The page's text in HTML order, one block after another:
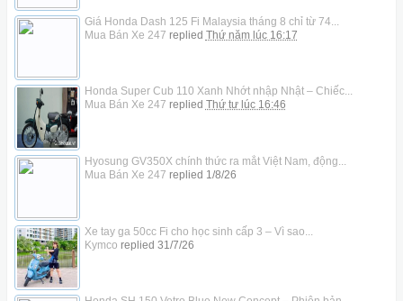
Giá Honda Dash 125 Fi Malaysia tháng 8 chỉ từ 74...
Mua Bán Xe 247 replied Thứ năm lúc 16:17
Honda Super Cub 110 Xanh Nhớt nhập Nhật – Chiếc...
Mua Bán Xe 247 replied Thứ tư lúc 16:46
Hyosung GV350X chính thức ra mắt Việt Nam, động...
Mua Bán Xe 247 replied 1/8/26
Xe tay ga 50cc Fi cho học sinh cấp 3 – Vì sao...
Kymco replied 31/7/26